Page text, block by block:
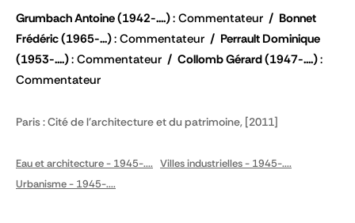
Grumbach Antoine(1942-....) Commentateur
Bonnet
Frédéric(1965-...) Commentateur
Perrault Dominique
(1953-....) Commentateur Collomb Gérard(1947-....)
Commentateur
Paris : Cité de l'architecture et du patrimoine, [2011]
Eau et architecture - 1945-.... Villes industrielles - 1945-....
Urbanisme - 1945-....